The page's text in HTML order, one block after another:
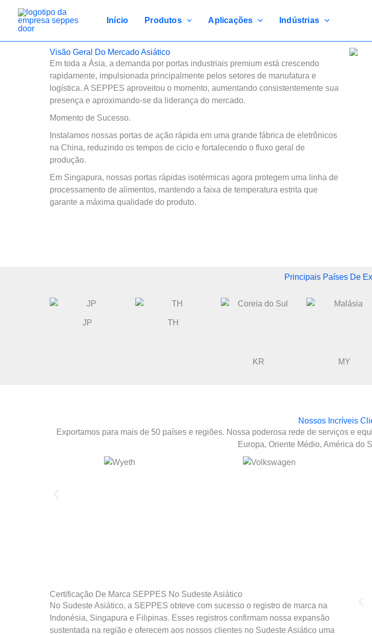
conteúdo
Início Produtos Aplicações Indústrias
Visão Geral Do Mercado Asiático
Em toda a Ásia, a demanda por portas industriais premium está crescendo
rapidamente, impulsionada principalmente pelos setores de manufatura e
logística. A SEPPES aproveitou o momento, aumentando consistentemente sua
presença e aproximando-se da liderança do mercado.
Momento de Sucesso.
Instalamos nossas portas de ação rápida em uma grande fábrica de eletrônicos
na China, reduzindo os tempos de ciclo e fortalecendo o fluxo geral de
produção.
Em Singapura, nossas portas rápidas isotérmicas agora protegem uma linha de
processamento de alimentos, mantendo a faixa de temperatura estrita que
garante a máxima qualidade do produto.
Principais Países De
JP TH
KR MY
Nossos Incríveis
Exportamos para mais de 50 países e regiões. Nossa poderosa rede de serviços e
Europa, Oriente Médio, América do
Certificação De Marca SEPPES No Sudeste Asiático
No Sudeste Asiático, a SEPPES obteve com sucesso o registro de marca na
Indonésia, Singapura e Filipinas. Esses registros confirmam nossa expansão
sustentada na região e oferecem aos nossos clientes no Sudeste Asiático uma